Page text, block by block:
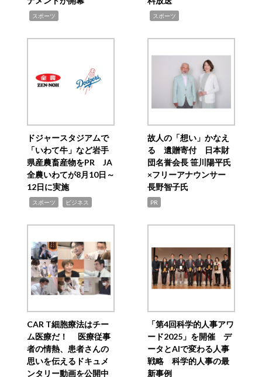
スポーツ スポーツ
ドジャースタジアムで
「いわて牛」など岩手
県産農畜産物をPR JA
全農いわてが8月10日～
12日に実施
スポーツ ビジネス
故人の「想い」かなえ
る 遺贈寄付 日本財
団名誉会長 笹川陽平氏
×フリーアナウンサー
長野智子氏
PR
CAR T細胞療法はチー
ム医療だ！ 医療従事
者の情熱、患者さんの
思いを伝えるドキュメ
ンタリー動画を公開中
「第4回科学的人事アワ
ード2025」を開催 デ
ータとAIで変わる人事
戦略 科学的人事の最
新事例